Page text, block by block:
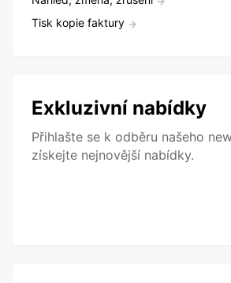
Tisk kopie faktury
Exkluzivní nabídky
Přihlašte se k odběru našeho
získejte nejnovější nabídky.